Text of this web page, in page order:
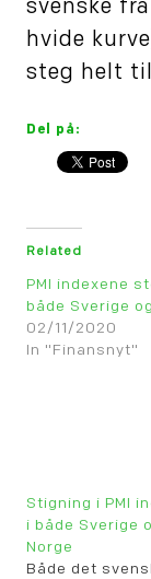
svenske
hvide
steg helt
Del på:
Related
PMI indexene
både Sverige
02/11/2020
In "Finansnyt"
Stigning i PMI
i både Sverige
Norge
Både det